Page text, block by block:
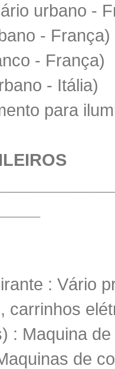
urbano -
- França)
- França)
- Itália)
para
: Vário
carrinhos
: Maquina
de